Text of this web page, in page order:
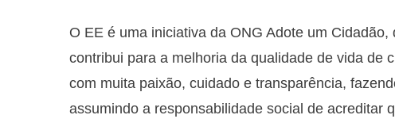
O EE é uma iniciativa da ONG Adote um
contribui para a melhoria da qualidade de vida de
com muita paixão, cuidado e transparência,
assumindo a responsabilidade social de acreditar